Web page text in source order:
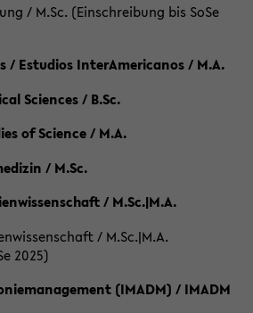
/ M.Sc. (Einschreibung bis SoSe
/ Estudios InterAmericanos / M.A.
Sciences / B.Sc.
of Science / M.A.
/ M.Sc.
/ M.Sc.|M.A.
/ M.Sc.|M.A.
2025)
(IMADM) / IMADM